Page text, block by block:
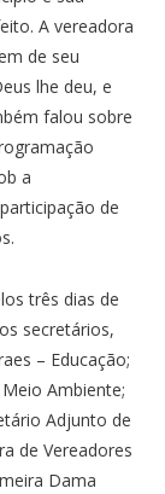
A vereadora
de seu
lhe deu, e
falou sobre
a
de
três dias de
secretários,
– Educação;
Ambiente;
Adjunto de
de Vereadores
Dama